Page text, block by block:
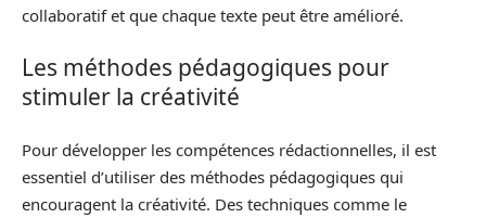
collaboratif et que chaque texte peut être amélioré.
Les méthodes pédagogiques pour
stimuler la créativité
Pour développer les compétences rédactionnelles, il est
essentiel d’utiliser des méthodes pédagogiques qui
encouragent la créativité. Des techniques comme le